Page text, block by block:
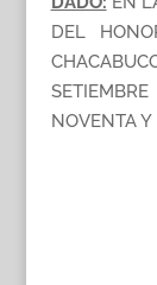
DEL
NOVENTA Y